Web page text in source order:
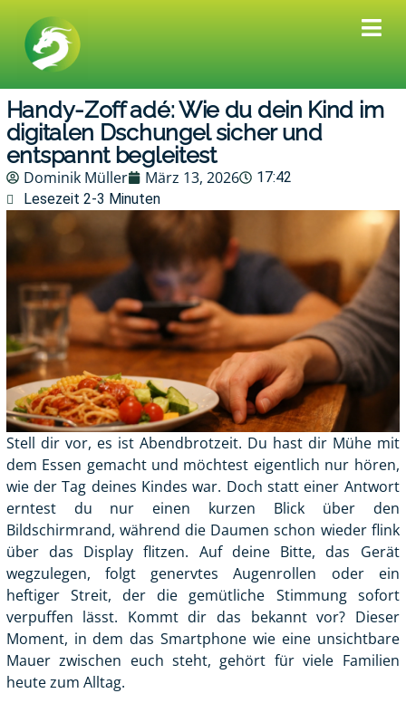
Handy-Zoff adé: Wie du dein Kind im
digitalen Dschungel sicher und
entspannt begleitest
Dominik Müller März 13, 2026
17:42
Lesezeit 2-3 Minuten
Stell dir vor, es ist Abendbrotzeit. Du hast dir Mühe mit
dem Essen gemacht und möchtest eigentlich nur hören,
wie der Tag deines Kindes war. Doch statt einer Antwort
erntest du nur einen kurzen Blick über den
Bildschirmrand, während die Daumen schon wieder flink
über das Display flitzen. Auf deine Bitte, das Gerät
wegzulegen, folgt genervtes Augenrollen oder ein
heftiger Streit, der die gemütliche Stimmung sofort
verpuffen lässt. Kommt dir das bekannt vor? Dieser
Moment, in dem das Smartphone wie eine unsichtbare
Mauer zwischen euch steht, gehört für viele Familien
heute zum Alltag.